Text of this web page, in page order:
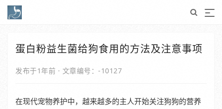
蛋白粉益生菌给狗食用的方法及注意事项
发布于1年前 · 文章编号：-10127
在现代宠物养护中，越来越多的主人开始关注狗狗的营养